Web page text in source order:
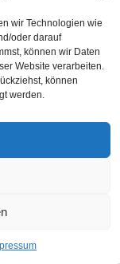
wir Technologien wie
oder darauf
können wir Daten
Website verarbeiten.
können
werden.